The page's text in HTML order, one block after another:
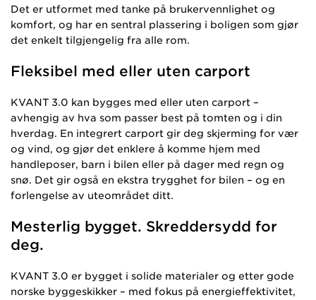
Det er utformet med tanke på brukervennlighet og
komfort, og har en sentral plassering i boligen som gjør
det enkelt tilgjengelig fra alle rom.
Fleksibel med eller uten carport
KVANT 3.0 kan bygges med eller uten carport –
avhengig av hva som passer best på tomten og i din
hverdag. En integrert carport gir deg skjerming for vær
og vind, og gjør det enklere å komme hjem med
handleposer, barn i bilen eller på dager med regn og
snø. Det gir også en ekstra trygghet for bilen – og en
forlengelse av uteområdet ditt.
Mesterlig bygget. Skreddersydd for
deg.
KVANT 3.0 er bygget i solide materialer og etter gode
norske byggeskikker – med fokus på energieffektivitet,